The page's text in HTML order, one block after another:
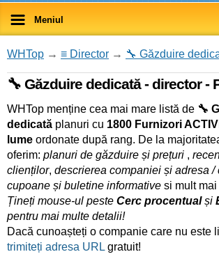
Meniul
WHTop → ≡ Director → 🔧 Găzduire
🔧 Găzduire dedicată - director -
WHTop menține cea mai mare listă de 🔧
dedicată planuri cu 1800 Furnizori
lume ordonate după rang. De la
oferim: planuri de găzduire și prețuri ,
clienților, descrierea companiei și adresa /
cupoane și buletine informative si mult mai
Țineți mouse-ul peste Cerc procentualși
pentru mai multe detalii!
Dacă cunoașteți o companie care nu este
trimiteți adresa URL gratuit!